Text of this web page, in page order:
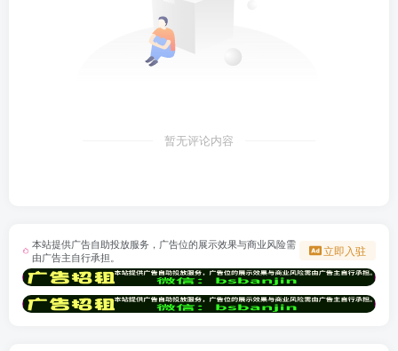
暂无评论内容
本站提供广告自助投放服务，广告位的展示效果与商业风险需
由广告主自行承担。
立即入驻